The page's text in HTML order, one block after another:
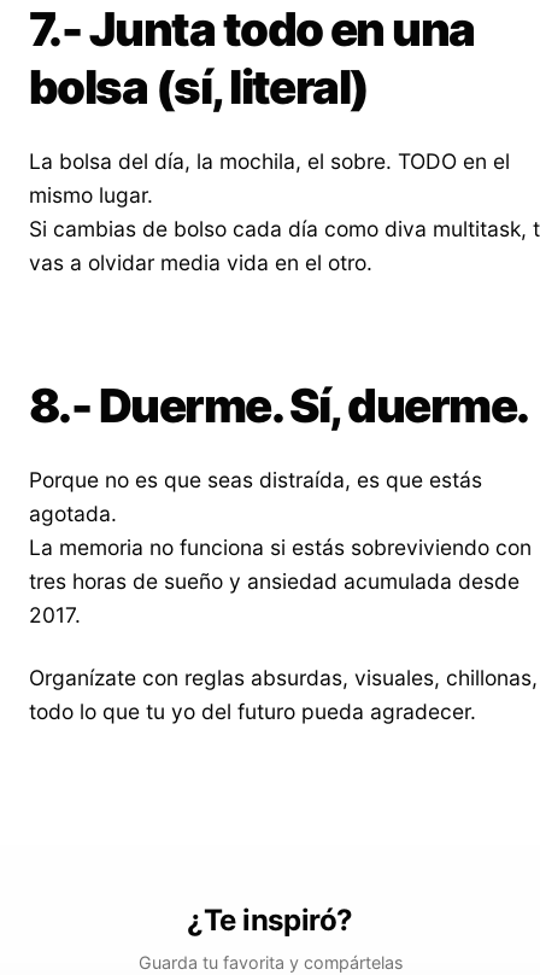
7.- Junta todo en una
bolsa (sí, literal)
La bolsa del día, la mochila, el sobre. TODO en el
mismo lugar.
Si cambias de bolso cada día como diva multitask,
vas a olvidar media vida en el otro.
8.- Duerme. Sí, duerme.
Porque no es que seas distraída, es que estás
agotada.
La memoria no funciona si estás sobreviviendo con
tres horas de sueño y ansiedad acumulada desde
2017.
Organízate con reglas absurdas, visuales,
todo lo que tu yo del futuro pueda agradecer.
¿Te inspiró?
Guarda tu favorita y compártelas